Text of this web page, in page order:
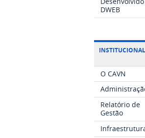
DWEB
INSTITUCIONAL
O CAVN
Relatório de
Gestão